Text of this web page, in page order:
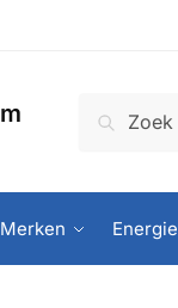
naar:
Zoeken
Merken